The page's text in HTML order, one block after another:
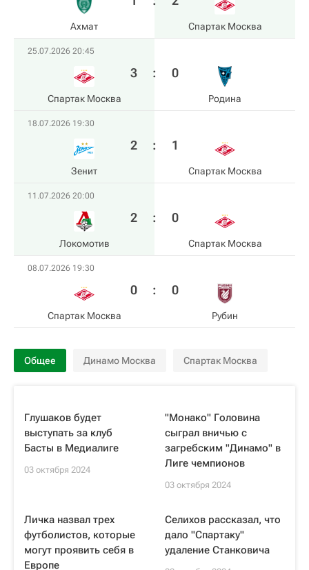
Ахмат Спартак Москва
25.07.2026 20:45
Спартак Москва
3 : 0
Родина
18.07.2026 19:30
Зенит
2 : 1
Спартак Москва
11.07.2026 20:00
Локомотив
2 : 0
Спартак Москва
08.07.2026 19:30
Спартак Москва
0 : 0
Рубин
Общее Динамо Москва Спартак Москва
Глушаков будет
выступать за клуб
Басты в Медиалиге
03 октября 2024
"Монако" Головина
сыграл вничью с
загребским "Динамо" в
Лиге чемпионов
03 октября 2024
Личка назвал трех
футболистов, которые
могут проявить себя в
Европе
Селихов рассказал, что
дало "Спартаку"
удаление Станковича